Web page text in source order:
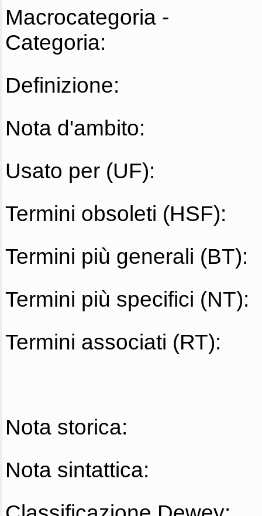
Macrocategoria -
Categoria:
Definizione:
Nota d'ambito:
Usato per (UF):
Termini obsoleti (HSF):
Termini più generali (BT):
Termini più specifici (NT):
Termini associati (RT):
Nota storica:
Nota sintattica: